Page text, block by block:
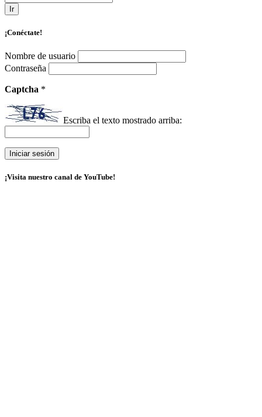
Ir
¡Conéctate!
Nombre de usuario
Contraseña
Captcha *
Escriba el texto mostrado arriba:
¡Visita nuestro canal de YouTube!